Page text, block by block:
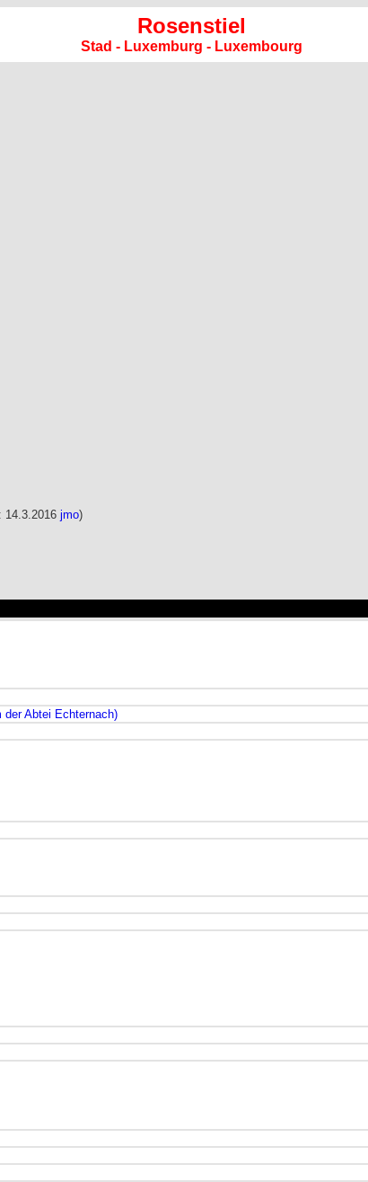
Rosenstiel
Stad - Luxemburg - Luxembourg
14.3.2016 jmo)
der Abtei Echternach)